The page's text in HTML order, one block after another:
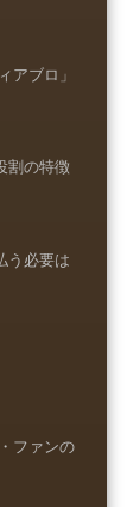
ブロ」
割の特徴
う必要は
ファンの